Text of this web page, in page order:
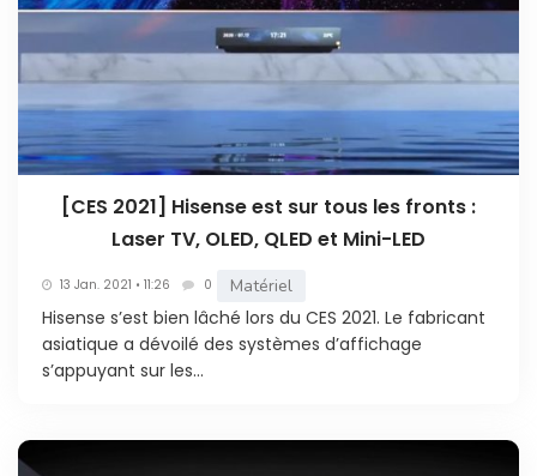
[CES 2021] Hisense est sur tous les fronts :
Laser TV, OLED, QLED et Mini-LED
13 Jan. 2021 • 11:26 0 Matériel
Hisense s’est bien lâché lors du CES 2021. Le fabricant
asiatique a dévoilé des systèmes d’affichage
s’appuyant sur les...